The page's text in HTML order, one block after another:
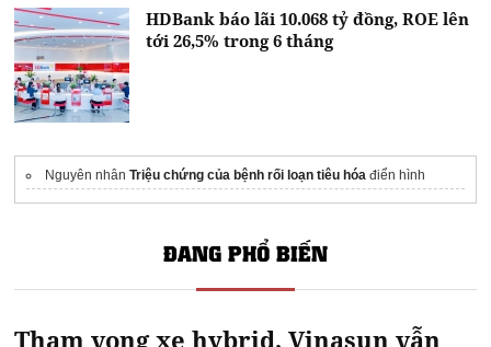
HDBank báo lãi 10.068 tỷ đồng, ROE lên
tới 26,5% trong 6 tháng
Nguyên nhânTriệu chứng của bệnh rối loạn tiêu hóa điển hình
ĐANG PHỔ BIẾN
Tham vọng xe hybrid, Vinasun vẫn